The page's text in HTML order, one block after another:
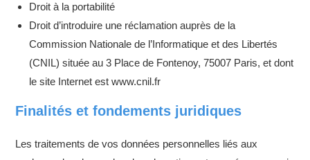
Droit à la portabilité
Droit d’introduire une réclamation auprès de la
Commission Nationale de l’Informatique et des Libertés
(CNIL) située au 3 Place de Fontenoy, 75007 Paris, et dont
le site Internet est www.cnil.fr
Finalités et fondements juridiques
Les traitements de vos données personnelles liés aux